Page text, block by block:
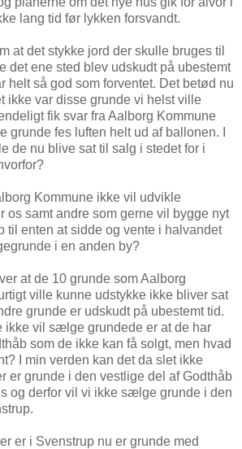
lang tid før lykken forsvandt.
at det stykke jord der skulle bruges til
det ene sted blev udskudt på ubestemt
helt så god som forventet. Det betød nu
ikke var disse grunde vi helst ville
fik svar fra Aalborg Kommune
grunde fes luften helt ud af ballonen. I
de nu blive sat til salg i stedet for i
Kommune ikke vil udvikle
os samt andre som gerne vil bygge nyt
til enten at sidde og vente i halvandet
i en anden by?
at de 10 grunde som Aalborg
ville kunne udstykke ikke bliver sat
grunde er udskudt på ubestemt tid.
ikke vil sælge grundede er at de har
som de ikke kan få solgt, men hvad
I min verden kan det da slet ikke
er grunde i den vestlige del af Godthåb
og derfor vil vi ikke sælge grunde i den
er i Svenstrup nu er grunde med